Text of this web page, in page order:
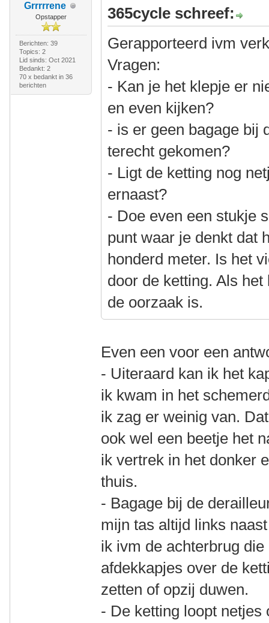
Grrrrrene
Opstapper
Berichten: 39
Topics: 2
Lid sinds: Oct 2021
Bedankt: 2
70 x bedankt in 36
berichten
365cycle schreef:
Gerapporteerd ivm
Vragen:
- Kan je het klepje er
en even kijken?
- is er geen bagage bij
terecht gekomen?
- Ligt de ketting nog
ernaast?
- Doe even een stukje
punt waar je denkt dat
honderd meter. Is het
door de ketting. Als
de oorzaak is.
Even een voor een
- Uiteraard kan ik het
ik kwam in het
ik zag er weinig van.
ook wel een beetje het
ik vertrek in het donker
thuis.
- Bagage bij de
mijn tas altijd links
ik ivm de achterbrug
afdekkapjes over de
zetten of opzij duwen.
- De ketting loopt netjes